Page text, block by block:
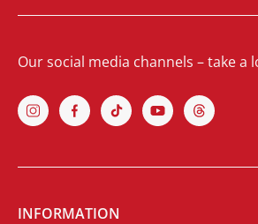
Our social media channels – take a
INFORMATION